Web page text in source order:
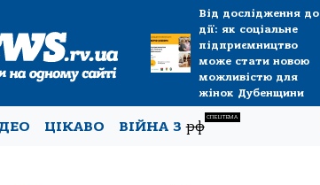
Від дослідження до
дії: як соціальне
підприємництво
може стати новою
можливістю для
жінок Дубенщини
ЦІКАВО ВІЙНА Зрф
СПЕЦТЕМА